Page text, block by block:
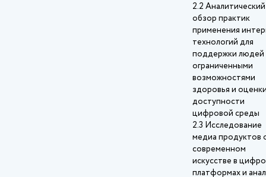
2.2 Аналитический
обзор практик
применения
технологий для
поддержки людей
ограниченными
возможностями
здоровья и
доступности
цифровой среды
2.3 Исследование
медиа продуктов
современном
искусстве в
платформах и